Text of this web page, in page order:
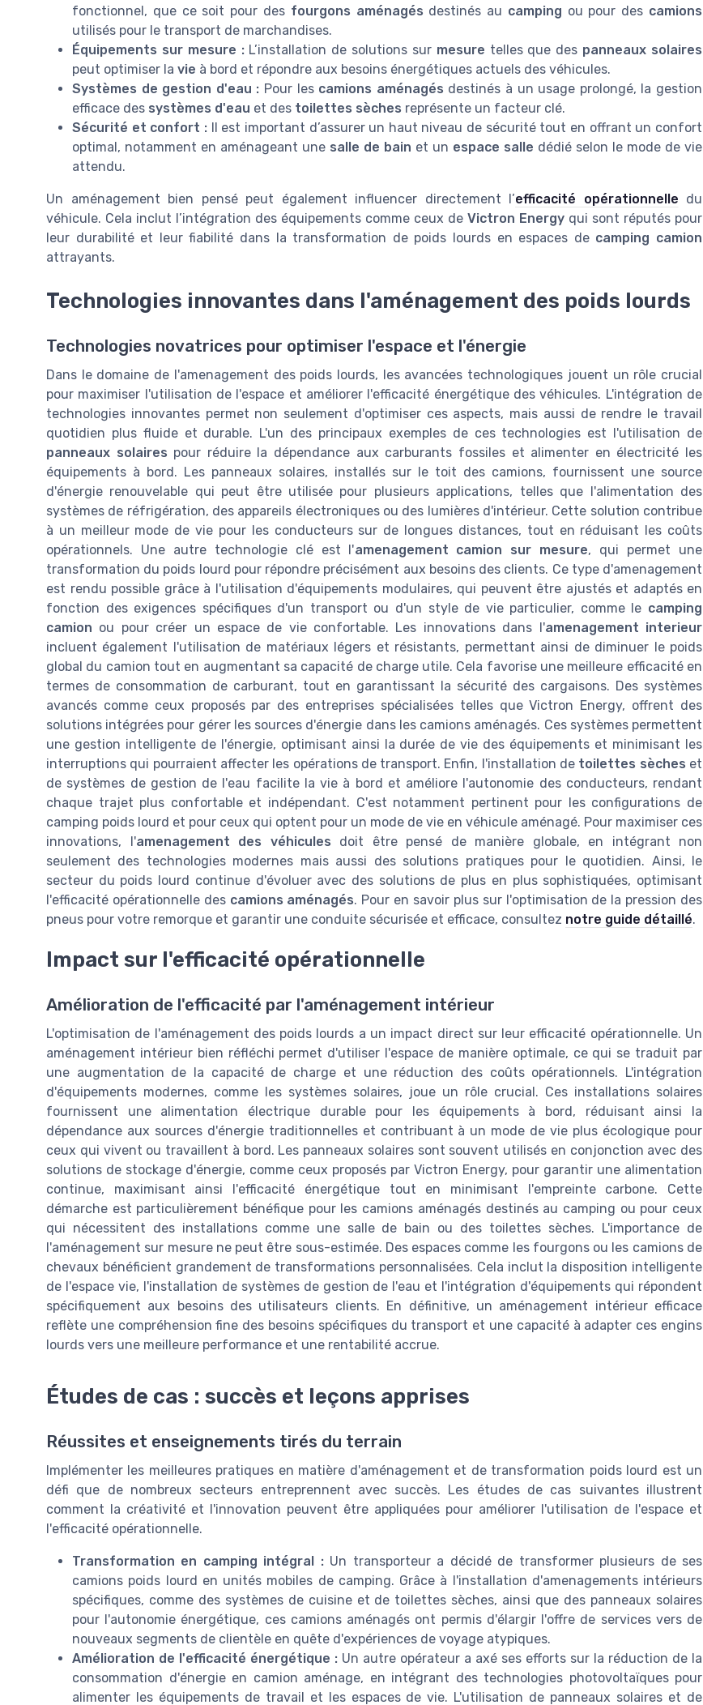
fonctionnel, que ce soit pour des fourgons aménagés destinés au camping ou pour des camions
utilisés pour le transport de marchandises.
Équipements sur mesure :L’installation de solutions sur mesure telles que des panneaux solaires
peut optimiser la vie à bord et répondre aux besoins énergétiques actuels des véhicules.
Systèmes de gestion d'eau : Pour les camions aménagés destinés à un usage prolongé, la gestion
efficace des systèmes d'eau et des toilettes sèches représente un facteur clé.
Sécurité et confort :Il est important d’assurer un haut niveau de sécurité tout en offrant un confort
optimal, notamment en aménageant une salle de bain et un espace salle dédié selon le mode de vie
attendu.
Un aménagement bien pensé peut également influencer directement l’efficacité opérationnelle du
véhicule. Cela inclut l’intégration des équipements comme ceux de Victron Energy qui sont réputés pour
leur durabilité et leur fiabilité dans la transformation de poids lourds en espaces de camping camion
attrayants.
Technologies innovantes dans l'aménagement des poids lourds
Technologies novatrices pour optimiser l'espace et l'énergie
Dans le domaine de l'amenagement des poids lourds, les avancées technologiques jouent un rôle crucial
pour maximiser l'utilisation de l'espace et améliorer l'efficacité énergétique des véhicules. L'intégration de
technologies innovantes permet non seulement d'optimiser ces aspects, mais aussi de rendre le travail
quotidien plus fluide et durable. L'un des principaux exemples de ces technologies est l'utilisation de
panneaux solaires pour réduire la dépendance aux carburants fossiles et alimenter en électricité les
équipements à bord. Les panneaux solaires, installés sur le toit des camions, fournissent une source
d'énergie renouvelable qui peut être utilisée pour plusieurs applications, telles que l'alimentation des
systèmes de réfrigération, des appareils électroniques ou des lumières d'intérieur. Cette solution contribue
à un meilleur mode de vie pour les conducteurs sur de longues distances, tout en réduisant les coûts
opérationnels. Une autre technologie clé est l'amenagement camion sur mesure, qui permet une
transformation du poids lourd pour répondre précisément aux besoins des clients. Ce type d'amenagement
est rendu possible grâce à l'utilisation d'équipements modulaires, qui peuvent être ajustés et adaptés en
fonction des exigences spécifiques d'un transport ou d'un style de vie particulier, comme le camping
camion ou pour créer un espace de vie confortable. Les innovations dans l'amenagement interieur
incluent également l'utilisation de matériaux légers et résistants, permettant ainsi de diminuer le poids
global du camion tout en augmentant sa capacité de charge utile. Cela favorise une meilleure efficacité en
termes de consommation de carburant, tout en garantissant la sécurité des cargaisons. Des systèmes
avancés comme ceux proposés par des entreprises spécialisées telles que Victron Energy, offrent des
solutions intégrées pour gérer les sources d'énergie dans les camions aménagés. Ces systèmes permettent
une gestion intelligente de l'énergie, optimisant ainsi la durée de vie des équipements et minimisant les
interruptions qui pourraient affecter les opérations de transport. Enfin, l'installation de toilettes sèches et
de systèmes de gestion de l'eau facilite la vie à bord et améliore l'autonomie des conducteurs, rendant
chaque trajet plus confortable et indépendant. C'est notamment pertinent pour les configurations de
camping poids lourd et pour ceux qui optent pour un mode de vie en véhicule aménagé. Pour maximiser ces
innovations, l'amenagement des véhicules doit être pensé de manière globale, en intégrant non
seulement des technologies modernes mais aussi des solutions pratiques pour le quotidien. Ainsi, le
secteur du poids lourd continue d'évoluer avec des solutions de plus en plus sophistiquées, optimisant
l'efficacité opérationnelle des camions aménagés. Pour en savoir plus sur l'optimisation de la pression des
pneus pour votre remorque et garantir une conduite sécurisée et efficace, consultez notre guide détaillé.
Impact sur l'efficacité opérationnelle
Amélioration de l'efficacité par l'aménagement intérieur
L'optimisation de l'aménagement des poids lourds a un impact direct sur leur efficacité opérationnelle. Un
aménagement intérieur bien réfléchi permet d'utiliser l'espace de manière optimale, ce qui se traduit par
une augmentation de la capacité de charge et une réduction des coûts opérationnels. L'intégration
d'équipements modernes, comme les systèmes solaires, joue un rôle crucial. Ces installations solaires
fournissent une alimentation électrique durable pour les équipements à bord, réduisant ainsi la
dépendance aux sources d'énergie traditionnelles et contribuant à un mode de vie plus écologique pour
ceux qui vivent ou travaillent à bord. Les panneaux solaires sont souvent utilisés en conjonction avec des
solutions de stockage d'énergie, comme ceux proposés par Victron Energy, pour garantir une alimentation
continue, maximisant ainsi l'efficacité énergétique tout en minimisant l'empreinte carbone. Cette
démarche est particulièrement bénéfique pour les camions aménagés destinés au camping ou pour ceux
qui nécessitent des installations comme une salle de bain ou des toilettes sèches. L'importance de
l'aménagement sur mesure ne peut être sous-estimée. Des espaces comme les fourgons ou les camions de
chevaux bénéficient grandement de transformations personnalisées. Cela inclut la disposition intelligente
de l'espace vie, l'installation de systèmes de gestion de l'eau et l'intégration d'équipements qui répondent
spécifiquement aux besoins des utilisateurs clients. En définitive, un aménagement intérieur efficace
reflète une compréhension fine des besoins spécifiques du transport et une capacité à adapter ces engins
lourds vers une meilleure performance et une rentabilité accrue.
Études de cas : succès et leçons apprises
Réussites et enseignements tirés du terrain
Implémenter les meilleures pratiques en matière d'aménagement et de transformation poids lourd est un
défi que de nombreux secteurs entreprennent avec succès. Les études de cas suivantes illustrent
comment la créativité et l'innovation peuvent être appliquées pour améliorer l'utilisation de l'espace et
l'efficacité opérationnelle.
Transformation en camping intégral :Un transporteur a décidé de transformer plusieurs de ses
camions poids lourd en unités mobiles de camping. Grâce à l'installation d'amenagements intérieurs
spécifiques, comme des systèmes de cuisine et de toilettes sèches, ainsi que des panneaux solaires
pour l'autonomie énergétique, ces camions aménagés ont permis d'élargir l'offre de services vers de
nouveaux segments de clientèle en quête d'expériences de voyage atypiques.
Amélioration de l'efficacité énergétique : Un autre opérateur a axé ses efforts sur la réduction de la
consommation d'énergie en camion aménage, en intégrant des technologies photovoltaïques pour
alimenter les équipements de travail et les espaces de vie. L'utilisation de panneaux solaires et de